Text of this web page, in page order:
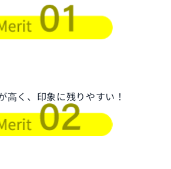
⾼く、印象に残りやすい！